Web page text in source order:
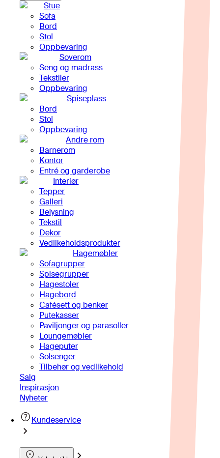
Stue
Sofa
Bord
Stol
Oppbevaring
Soverom
Seng og madrass
Tekstiler
Oppbevaring
Spiseplass
Bord
Stol
Oppbevaring
Andre rom
Barnerom
Kontor
Entré og garderobe
Interiør
Tepper
Galleri
Belysning
Tekstil
Dekor
Vedlikeholdsprodukter
Hagemøbler
Sofagrupper
Spisegrupper
Hagestoler
Hagebord
Cafésett og benker
Putekasser
Paviljonger og parasoller
Loungemøbler
Hageputer
Solsenger
Tilbehør og vedlikehold
Salg
Inspirasjon
Nyheter
Kundeservice